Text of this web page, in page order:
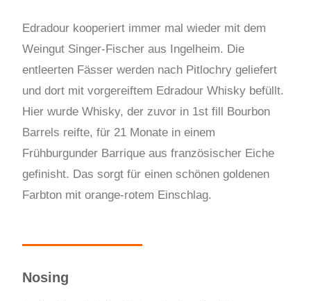
Edradour kooperiert immer mal wieder mit dem
Weingut Singer-Fischer aus Ingelheim. Die
entleerten Fässer werden nach Pitlochry geliefert
und dort mit vorgereiftem Edradour Whisky befüllt.
Hier wurde Whisky, der zuvor in 1st fill Bourbon
Barrels reifte, für 21 Monate in einem
Frühburgunder Barrique aus französischer Eiche
gefinisht. Das sorgt für einen schönen goldenen
Farbton mit orange-rotem Einschlag.
Nosing